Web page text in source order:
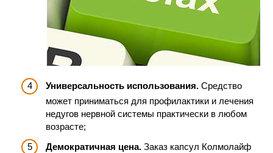
Универсальность использования. Средство
может приниматься для профилактики и лечения
недугов нервной системы практически в любом
возрасте;
Демократичная цена. Заказ капсул Колмолайф